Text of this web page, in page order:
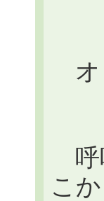
オ
呼
こ